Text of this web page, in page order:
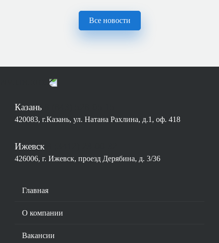
Все новости
Казань
420083, г.Казань, ул. Натана Рахлина, д.1, оф. 418
Ижевск
426006, г. Ижевск, проезд Дерябина, д. 3/36
Основная
Главная
О компании
Вакансии